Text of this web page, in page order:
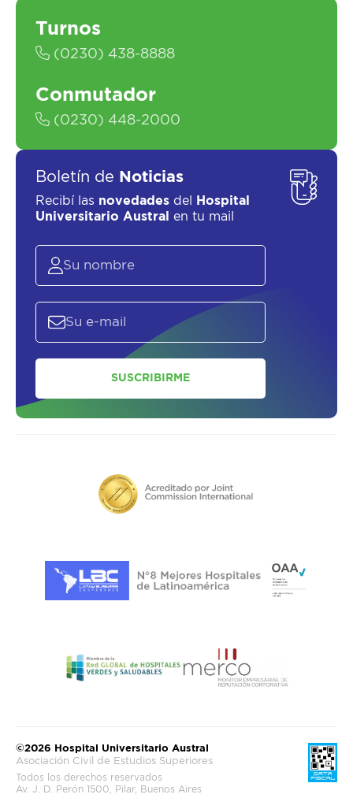
Turnos
(0230) 438-8888
Conmutador
(0230) 448-2000
Boletín de Noticias
Recibí las novedades del
Hospital
Universitario Austral
en tu mail
SUSCRIBIRME
©2026 Hospital Universitario Austral
Asociación Civil de Estudios Superiores
Todos los derechos reservados
Av. J. D. Perón 1500, Pilar, Buenos Aires